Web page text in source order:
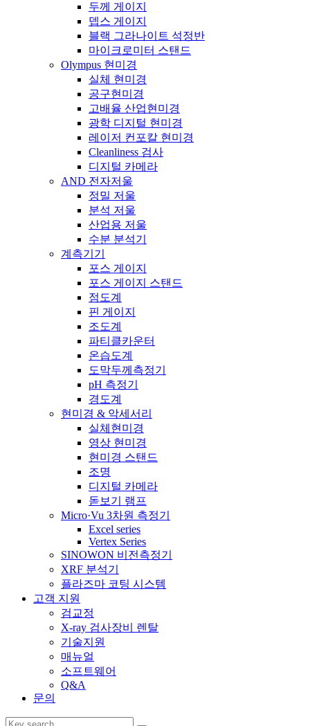
두께 게이지
뎁스 게이지
블랙 그라나이트 석정반
마이크로미터 스탠드
Olympus 현미경
실체 현미경
공구현미경
고배율 산업현미경
광학 디지털 현미경
레이저 컨포칼 현미경
Cleanliness 검사
디지털 카메라
AND 전자저울
정밀 저울
분석 저울
산업용 저울
수분 분석기
계측기기
포스 게이지
포스 게이지 스탠드
점도계
핀 게이지
조도계
파티클카운터
온습도계
도막두께측정기
pH 측정기
경도계
현미경 & 악세서리
실체현미경
영상 현미경
현미경 스탠드
조명
디지털 카메라
돋보기 램프
Micro·Vu 3차원 측정기
Excel series
Vertex Series
SINOWON 비전측정기
XRF 분석기
플라즈마 코팅 시스템
고객 지원
검교정
X-ray 검사장비 렌탈
기술지원
매뉴얼
소프트웨어
Q&A
문의